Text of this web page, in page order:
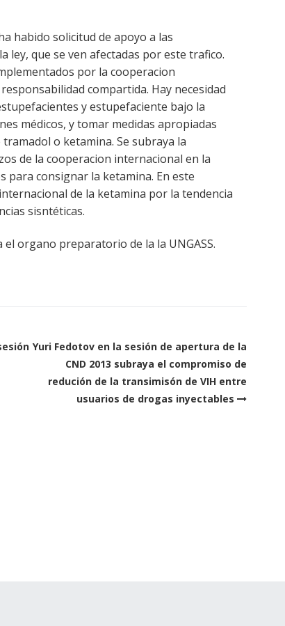
habido solicitud de apoyo a las
ley, que se ven afectadas por este trafico.
por la cooperacion
compartida. Hay necesidad
y estupefaciente bajo la
médicos, y tomar medidas apropiadas
o ketamina. Se subraya la
de la cooperacion internacional en la
para consignar la ketamina. En este
de la ketamina por la tendencia
sisntéticas.
el organo preparatorio de la la UNGASS.
Yuri Fedotov en la sesión de apertura de la
CND 2013 subraya el compromiso de
redución de la transimisón de VIH entre
usuarios de drogas inyectables